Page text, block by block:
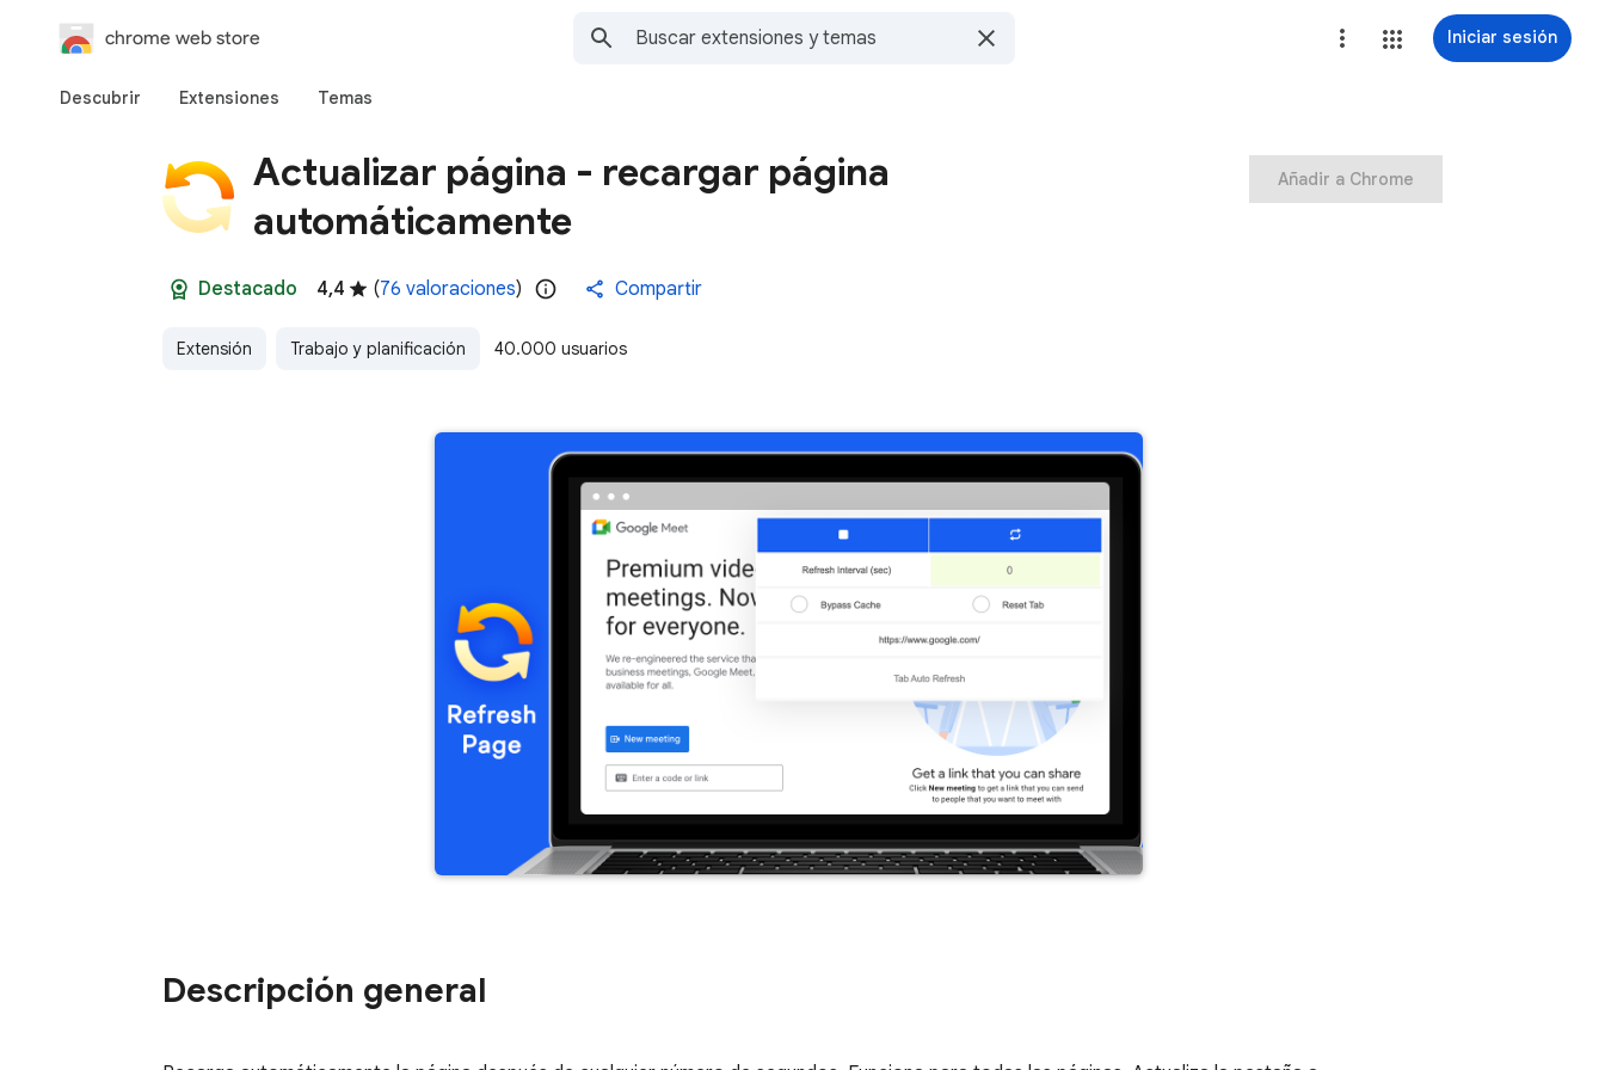
chrome web store Iniciar sesión
Descubrir Extensiones Temas
Actualizar página - recargar página
automáticamente
Destacado 4,4 (76 valoraciones) Compartir
Extensión Trabajo y planificación 40.000 usuarios
Añadir a Chrome
Descripción general